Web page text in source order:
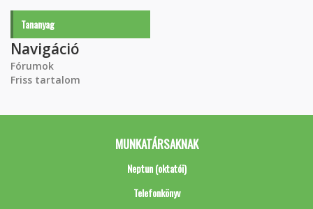
Tananyag
Navigáció
Fórumok
Friss tartalom
MUNKATÁRSAKNAK
Neptun (oktatói)
Telefonkönyv